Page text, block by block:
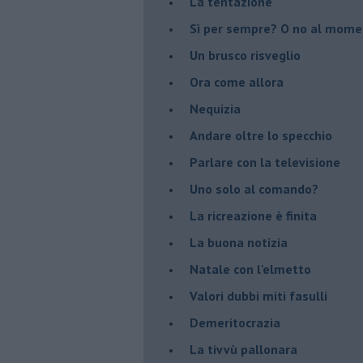
​Sì per sempre? O no al
Un brusco risveglio
Ora come allora
Nequizia
Andare oltre lo specchio
Parlare con la televisione
Uno solo al comando?
La ricreazione è finita
La buona notizia
Natale con l'elmetto
Valori dubbi miti fasulli
Demeritocrazia
La tivvù pallonara